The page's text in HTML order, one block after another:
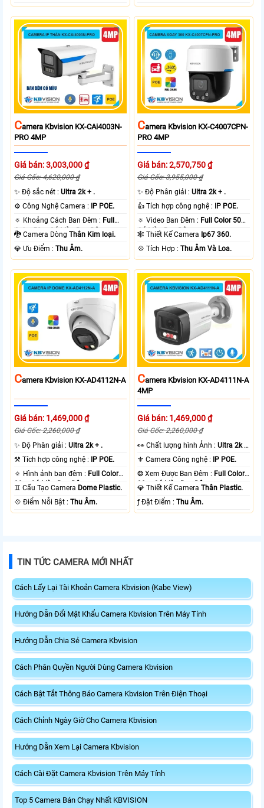
CAmera Kbvision KX-CAi4003N-
PRO 4MP
Giá bán: 3,003,000 ₫
Giá Gốc: 4,620,000 ₫
✨ Độ sắc nét :Ultra 2k + .
⚙ Công Nghệ Camera :
IP POE.
🔅 Khoảng Cách Ban Đêm : Full
Color 50m Có Màu Ban Ðêm.
🐉️ Camera DòngThân Kim loại.
️💎 Ưu Điểm :Thu Âm.
CAmera Kbvision KX-C4007CPN-
PRO 4MP
Giá bán: 2,570,750 ₫
Giá Gốc: 3,955,000 ₫
✨ Độ Phân giải :Ultra 2k + .
👍 Tích hợp công nghệ :
IP POE.
🔅 Video Ban Đêm : Full Color 50m
Có Màu Ban Ðêm.
🕸️ Thiết Kế Camera Ip67 360.
️💠 Tích Hợp :Thu Âm Và Loa.
CAmera Kbvision KX-AD4112N-A
Giá bán: 1,469,000 ₫
Giá Gốc: 2,260,000 ₫
✨ Độ Phân giải :Ultra 2k + .
⚒ Tích hợp công nghệ : IP POE.
🔅 Hình ảnh ban đêm : Full Color
30m Có Màu Ban Ðêm.
♊ Cấu Tạo Camera Dome Plastic.
️💠 Điểm Nỗi Bật :Thu Âm.
CAmera Kbvision KX-AD4111N-A
4MP
Giá bán: 1,469,000 ₫
Giá Gốc: 2,260,000 ₫
️👀 Chất lượng hình Ảnh :Ultra 2k +
⚜️ Camera Công nghệ : IP POE.
❂ Xem Được Ban Đêm : Full Color
30m Có Màu Ban Ðêm.
💎 Thiết Kế CameraThân Plastic.
️ƒ Đặt Điểm :Thu Âm.
TIN TỨC CAMERA MỚI NHẤT
Cách Lấy Lại Tài Khoản Camera Kbvision (Kabe View)
Hướng Dẫn Đổi Mật Khẩu Camera Kbvision Trên Máy Tính
Hướng Dẫn Chia Sẻ Camera Kbvision
Cách Phân Quyền Người Dùng Camera Kbvision
Cách Bật Tắt Thông Báo Camera Kbvision Trên Điện Thoại
Cách Chỉnh Ngày Giờ Cho Camera Kbvision
Hướng Dẫn Xem Lại Camera Kbvision
Cách Cài Đặt Camera Kbvision Trên Máy Tính
Top 5 Camera Bán Chạy Nhất KBVISION